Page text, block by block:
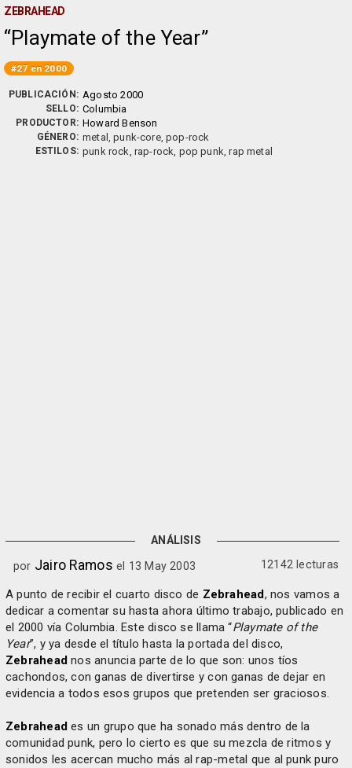
ZEBRAHEAD
Playmate of the Year
#27 en 2000
PUBLICACIÓN: Agosto 2000
SELLO: Columbia
PRODUCTOR: Howard Benson
GÉNERO: metal, punk-core, pop-rock
ESTILOS: punk rock, rap-rock, pop punk, rap metal
ANÁLISIS
por Jairo Ramos el 13 May 2003 12142 lecturas
A punto de recibir el cuarto disco de Zebrahead, nos vamos a
dedicar a comentar su hasta ahora último trabajo, publicado en
el 2000 vía Columbia. Este disco se llama “Playmate of the
Year”, y ya desde el título hasta la portada del disco,
Zebrahead nos anuncia parte de lo que son: unos tíos
cachondos, con ganas de divertirse y con ganas de dejar en
evidencia a todos esos grupos que pretenden ser graciosos.
Zebrahead es un grupo que ha sonado más dentro de la
comunidad punk, pero lo cierto es que su mezcla de ritmos y
sonidos les acercan mucho más al rap-metal que al punk puro